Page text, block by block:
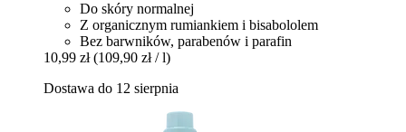
Do skóry normalnej
Z organicznym rumiankiem i bisabololem
Bez barwników, parabenów i parafin
10,99 zł (109,90 zł / l)
Dostawa do 12 sierpnia